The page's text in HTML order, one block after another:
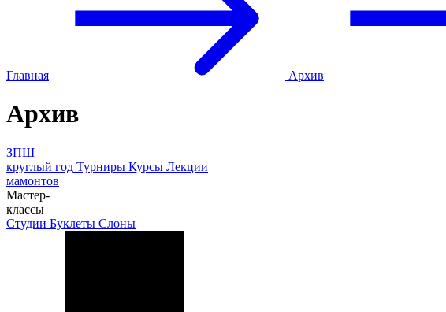
Главная Архив
Архив
ЗПШ
круглый год Турниры Курсы Лекции
мамонтов
Мастер-
классы
Студии Буклеты Слоны